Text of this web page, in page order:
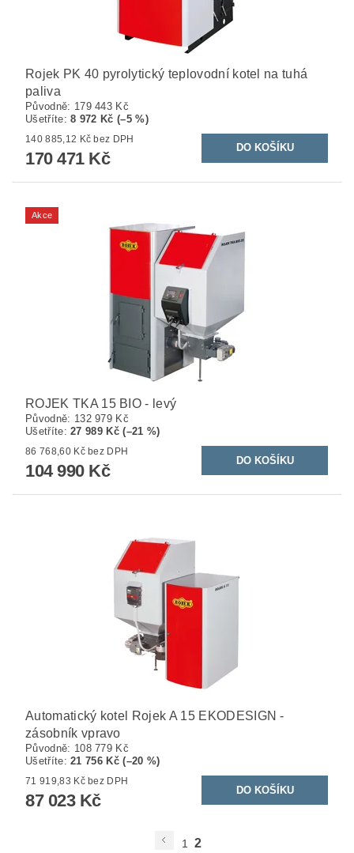
Rojek PK 40 pyrolytický teplovodní kotel na tuhá
paliva
Původně: 179 443 Kč
Ušetříte:8 972 Kč (–5 %)
140 885,12 Kč bez DPH
170 471 Kč
Akce
ROJEK TKA 15 BIO - levý
Původně: 132 979 Kč
Ušetříte:27 989 Kč (–21 %)
86 768,60 Kč bez DPH
104 990 Kč
Automatický kotel Rojek A 15 EKODESIGN -
zásobník vpravo
Původně: 108 779 Kč
Ušetříte:21 756 Kč (–20 %)
71 919,83 Kč bez DPH
87 023 Kč
1 2